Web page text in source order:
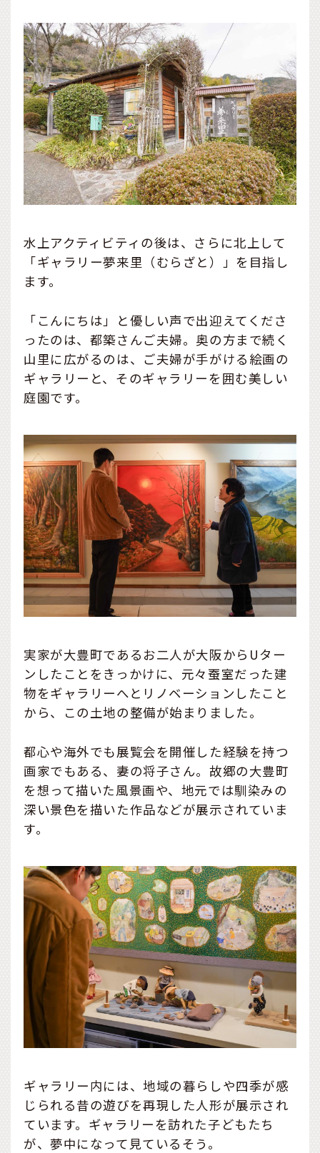
水上アクティビティの後は、さらに北上して
「ギャラリー夢来里（むらざと）」を目指し
ます。
「こんにちは」と優しい声で出迎えてくださ
ったのは、都築さんご夫婦。奥の方まで続く
山里に広がるのは、ご夫婦が手がける絵画の
ギャラリーと、そのギャラリーを囲む美しい
庭園です。
実家が大豊町であるお二人が大阪からUター
ンしたことをきっかけに、元々蚕室だった建
物をギャラリーへとリノベーションしたこと
から、この土地の整備が始まりました。
都心や海外でも展覧会を開催した経験を持つ
画家でもある、妻の将子さん。故郷の大豊町
を想って描いた風景画や、地元では馴染みの
深い景色を描いた作品などが展示されていま
す。
ギャラリー内には、地域の暮らしや四季が感
じられる昔の遊びを再現した人形が展示され
ています。ギャラリーを訪れた子どもたち
が、夢中になって見ているそう。